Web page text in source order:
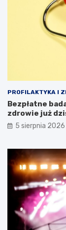
PROFILAKTYKA I
Bezpłatne
zdrowie już
5 sierpnia 2026